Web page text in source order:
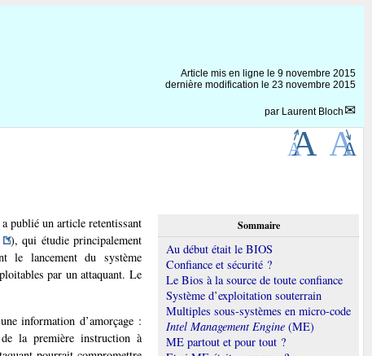
Article mis en ligne le 9 novembre 2015
dernière modification le 23 novembre 2015
par Laurent Bloch
Sommaire
Au début était le BIOS
Confiance et sécurité ?
Le Bios à la source de toute confiance
Système d’exploitation souterrain
Multiples sous-systèmes en micro-code
Intel Management Engine (ME)
ME partout et pour tout ?
publié un article retentissant
), qui étudie principalement
le lancement du système
par un attaquant. Le
information d’amorçage :
la première instruction à